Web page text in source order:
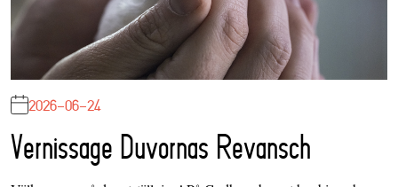
2026-06-24
Vernissage Duvornas Revansch